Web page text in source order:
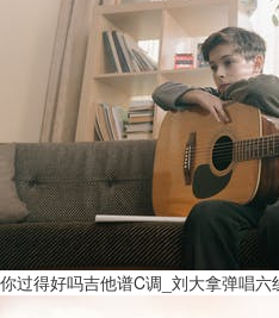
你过得好吗吉他谱C调_刘大拿弹唱六